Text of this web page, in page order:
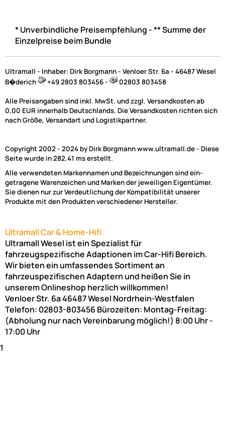
* Unverbindliche Preisempfehlung - ** Summe der
Einzelpreise beim Bundle
Ultramall - Inhaber: Dirk Borgmann - Venloer Str. 6a - 46487 Wesel
B�derich
+49 2803 803456 - 02803 803458
Alle Preisangaben sind inkl. MwSt. und zzgl. Versandkosten ab
0,00 EUR innerhalb Deutschlands. Die Versandkosten richten sich
nach Größe, Versandart und Logistikpartner.
Copyright 2002 - 2024 by Dirk Borgmann www.ultramall.de - Diese
Seite wurde in 282.41 ms erstellt.
Alle verwendeten Markennamen und Bezeichnungen sind ein-
getragene Warenzeichen und Marken der jeweiligen Eigentümer.
Sie dienen nur zur Verdeutlichung der Kompatibilität unserer
Produkte mit den Produkten verschiedener Hersteller.
Ultramall Car & Home-Hifi
Ultramall Wesel ist ein Spezialist für
fahrzeugspezifische Adaptionen im Car-Hifi Bereich.
Wir bieten ein umfassendes Sortiment an
fahrzeuspezifischen Adaptern und heißen Sie in
unserem Onlineshop herzlich willkommen!
Venloer Str. 6a46487Wesel Nordrhein-Westfalen
Telefon: 02803-803456 Bürozeiten: Montag-Freitag:
(Abholung nur nach Vereinbarung möglich!) 8:00 Uhr -
17:00 Uhr
1